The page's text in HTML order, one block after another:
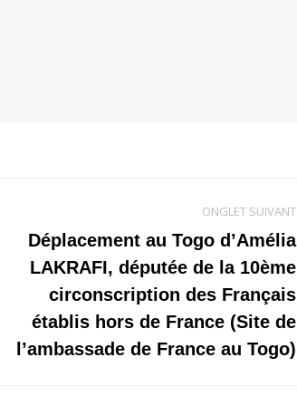
ONGLET SUIVANT
suivant
Déplacement au Togo d’Amélia
LAKRAFI, députée de la 10ème
circonscription des Français
établis hors de France (Site de
l’ambassade de France au Togo)